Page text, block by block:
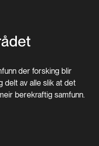
der forsking blir
delt av alle slik at det
berekraftig samfunn.